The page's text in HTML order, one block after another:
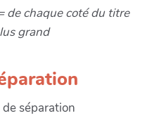
de chaque coté du titre
grand
séparation